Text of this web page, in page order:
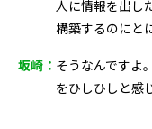
人に情報を出し
構築するのにと
坂崎： そうなんですよ
をひしひしと感